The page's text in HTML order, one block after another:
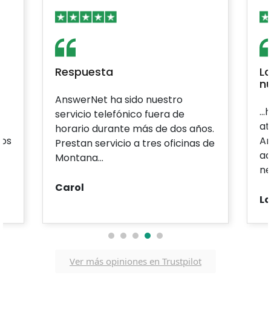
Respuesta
AnswerNet ha sido nuestro
servicio telefónico fuera de
horario durante más de dos años.
Prestan servicio a tres oficinas de
Montana...
Carol
Ver más opiniones en Trustpilot